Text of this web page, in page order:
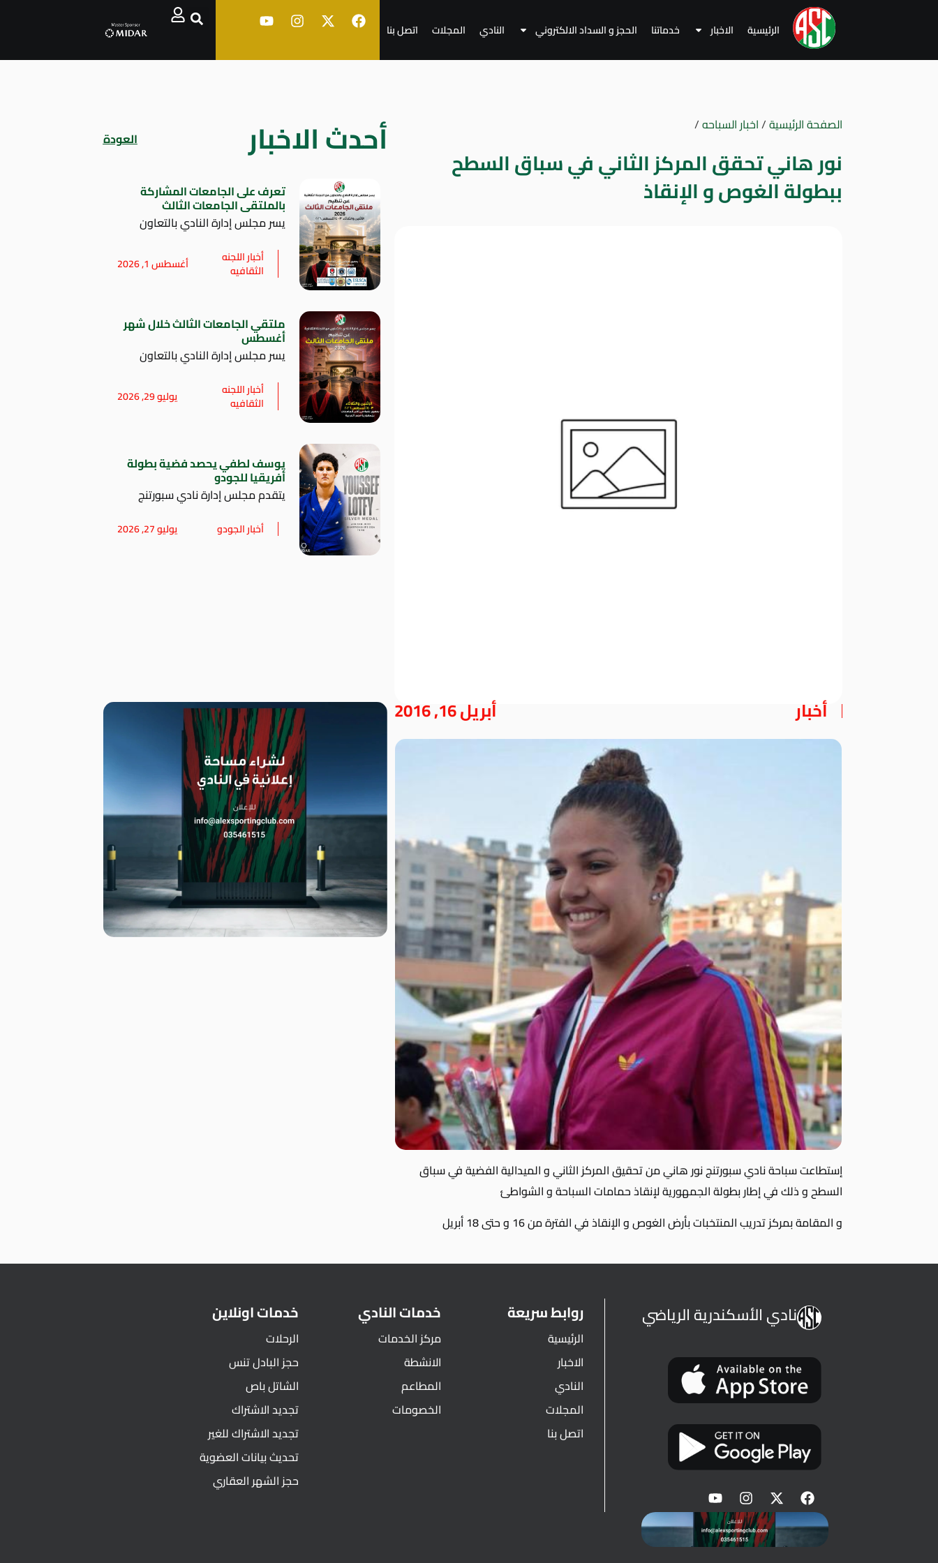
الرئيسية الاخبار خدماتنا الحجز و السداد الالكتروني النادي المجلات اتصل بنا
الصفحة الرئيسية/اخبار السباحه/
نور هاني تحقق المركز الثاني في سباق السطح
ببطولة الغوص و الإنقاذ
أخبار أبريل 16, 2016
إستطاعت سباحة نادي سبورتنج نور هاني من تحقيق المركز الثاني و الميدالية الفضية في سباق
السطح و ذلك في إطار بطولة الجمهورية لإنقاذ حمامات السباحة و الشواطئ
و المقامة بمركز تدريب المنتخبات بأرض الغوص و الإنقاذ في الفترة من 16 و حتى 18 أبريل
أحدث الاخبار العودة
تعرف على الجامعات المشاركة
بالملتقى الجامعات الثالث
يسر مجلس إدارة النادي بالتعاون
أخبار اللجنه
الثقافيه أغسطس 1, 2026
ملتقي الجامعات الثالث خلال شهر
أغسطس
يسر مجلس إدارة النادي بالتعاون
أخبار اللجنه
الثقافيه يوليو 29, 2026
يوسف لطفي يحصد فضية بطولة
أفريقيا للجودو
يتقدم مجلس إدارة نادي سبورتنج
أخبار الجودو يوليو 27, 2026
نادي الأسكندرية الرياضي روابط سريعة
الرئيسية
الاخبار
النادي
المجلات
اتصل بنا
خدمات النادي
مركز الخدمات
الانشطة
المطاعم
الخصومات
خدمات اونلاين
الرحلات
حجز البادل تنس
الشاتل باص
تجديد الاشتراك
تجديد الاشتراك للغير
تحديث بيانات العضوية
حجز الشهر العقاري